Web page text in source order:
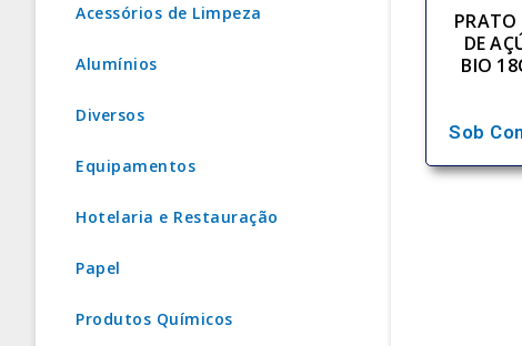
Acessórios de Limpeza
Alumínios
Diversos
Equipamentos
Hotelaria e Restauração
Papel
Produtos Químicos
PRATO
DE
BIO
Sob